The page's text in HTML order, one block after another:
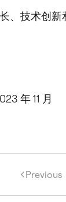
、技术创
年 11 月
Previous